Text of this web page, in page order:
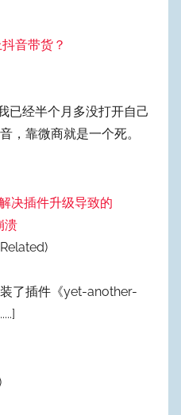
音带货？
已经半个月多没打开自己
，靠微商就是一个死。
决插件升级导致的
溃
了插件《yet-another-